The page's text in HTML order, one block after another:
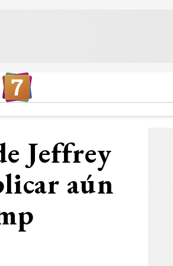
Jeffrey
aún